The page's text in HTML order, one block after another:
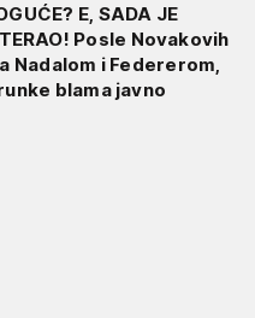
E, SADA JE
Posle Novakovih
Nadalom i Federerom,
blama javno